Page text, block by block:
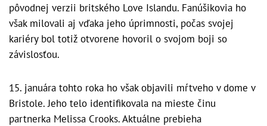
pôvodnej verzii britského Love Islandu. Fanúšikovia ho
však milovali aj vďaka jeho úprimnosti, počas svojej
kariéry bol totiž otvorene hovoril o svojom boji so
závislosťou.
15. januára tohto roka ho však objavili mŕtveho v dome v
Bristole. Jeho telo identifikovala na mieste činu
partnerka Melissa Crooks. Aktuálne prebieha